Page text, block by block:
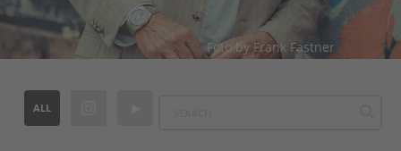
Foto by Frank Fastner
ALL